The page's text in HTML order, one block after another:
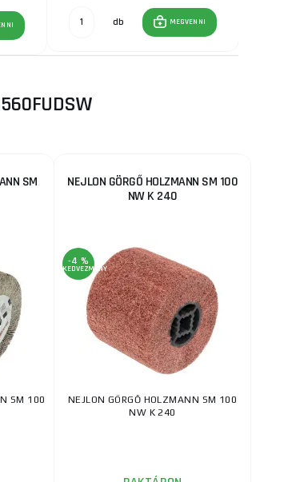
db MEGVENNI
SM
SM 100
NEJLON GÖRGŐ HOLZMANN SM 100
NW K 240
-4 %
KEDVEZMÉNY
NEJLON GÖRGŐ HOLZMANN SM 100
NW K 240